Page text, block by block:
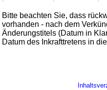
Bitte beachten Sie, dass
vorhanden - nach dem
Änderungstitels (Datum in
Datum des Inkrafttretens in